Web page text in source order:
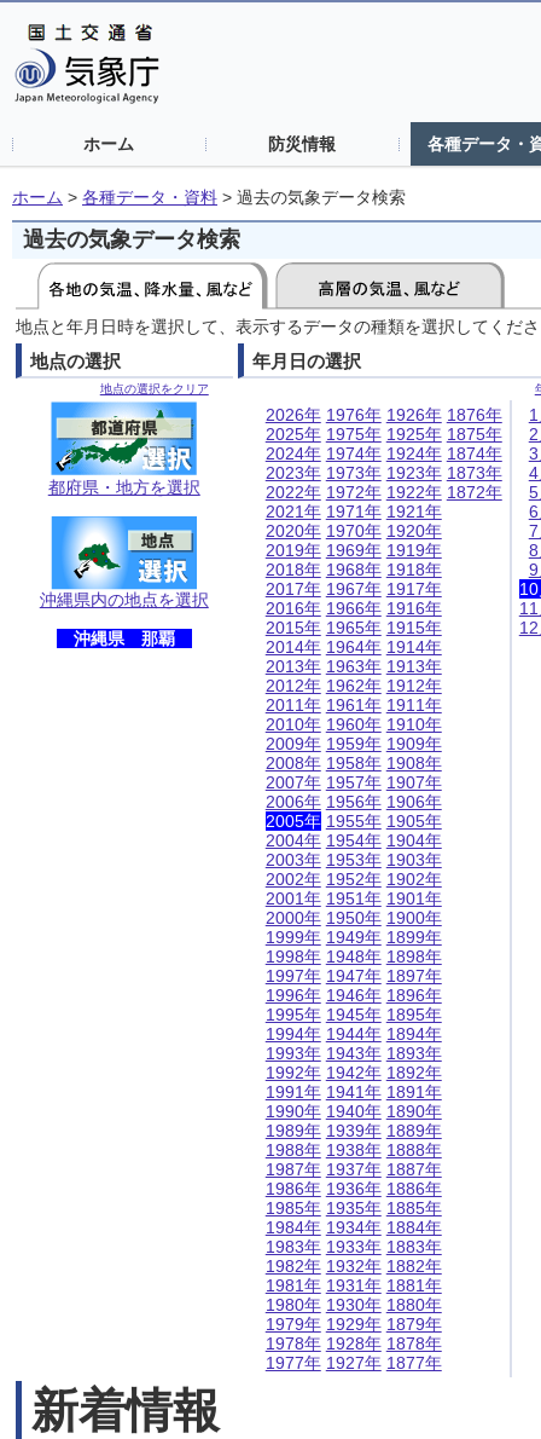
ホーム 防災情報 各種データ・
ホーム > 各種データ・資料 > 過去の気象データ検索
過去の気象データ検索
地点と年月日時を選択して、表示するデータの種類を選択してくだ
地点の選択
地点の選択をクリア
都府県・地方を選択
沖縄県内の地点を選択
沖縄県 那覇
年月日の選択
2026年
2025年
2024年
2023年
2022年
2021年
2020年
2019年
2018年
2017年
2016年
2015年
2014年
2013年
2012年
2011年
2010年
2009年
2008年
2007年
2006年
2005年
2004年
2003年
2002年
2001年
2000年
1999年
1998年
1997年
1996年
1995年
1994年
1993年
1992年
1991年
1990年
1989年
1988年
1987年
1986年
1985年
1984年
1983年
1982年
1981年
1980年
1979年
1978年
1977年
1976年
1975年
1974年
1973年
1972年
1971年
1970年
1969年
1968年
1967年
1966年
1965年
1964年
1963年
1962年
1961年
1960年
1959年
1958年
1957年
1956年
1955年
1954年
1953年
1952年
1951年
1950年
1949年
1948年
1947年
1946年
1945年
1944年
1943年
1942年
1941年
1940年
1939年
1938年
1937年
1936年
1935年
1934年
1933年
1932年
1931年
1930年
1929年
1928年
1927年
1926年
1925年
1924年
1923年
1922年
1921年
1920年
1919年
1918年
1917年
1916年
1915年
1914年
1913年
1912年
1911年
1910年
1909年
1908年
1907年
1906年
1905年
1904年
1903年
1902年
1901年
1900年
1899年
1898年
1897年
1896年
1895年
1894年
1893年
1892年
1891年
1890年
1889年
1888年
1887年
1886年
1885年
1884年
1883年
1882年
1881年
1880年
1879年
1878年
1877年
1876年
1875年
1874年
1873年
1872年
新着情報